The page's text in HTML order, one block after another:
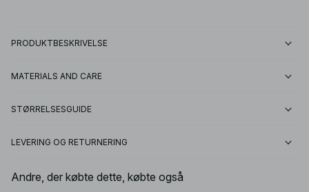
PRODUKTBESKRIVELSE
MATERIALS AND CARE
STØRRELSESGUIDE
LEVERING OG RETURNERING
Andre, der købte dette, købte også